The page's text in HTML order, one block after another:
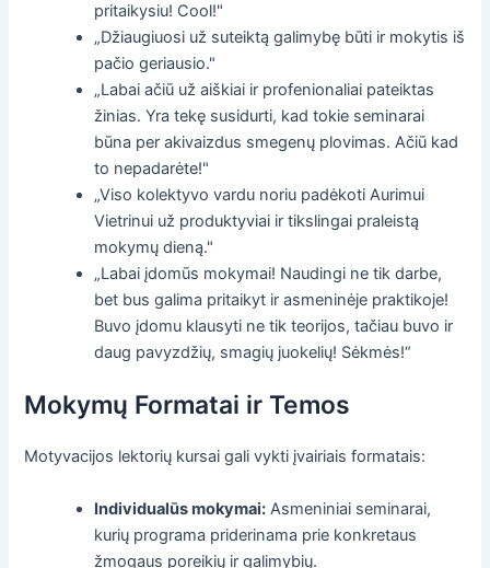
pritaikysiu! Cool!"
„Džiaugiuosi už suteiktą galimybę būti ir mokytis iš
pačio geriausio."
„Labai ačiū už aiškiai ir profenionaliai pateiktas
žinias. Yra tekę susidurti, kad tokie seminarai
būna per akivaizdus smegenų plovimas. Ačiū kad
to nepadarėte!"
„Viso kolektyvo vardu noriu padėkoti Aurimui
Vietrinui už produktyviai ir tikslingai praleistą
mokymų dieną."
„Labai įdomūs mokymai! Naudingi ne tik darbe,
bet bus galima pritaikyt ir asmeninėje praktikoje!
Buvo įdomu klausyti ne tik teorijos, tačiau buvo ir
daug pavyzdžių, smagių juokelių! Sėkmės!“
Mokymų Formatai ir Temos
Motyvacijos lektorių kursai gali vykti įvairiais formatais:
Individualūs mokymai: Asmeniniai seminarai,
kurių programa priderinama prie konkretaus
žmogaus poreikių ir galimybių.